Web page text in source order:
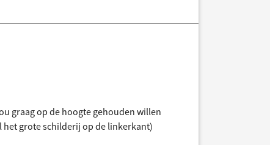
graag op de hoogte gehouden willen
het grote schilderij op de linkerkant)